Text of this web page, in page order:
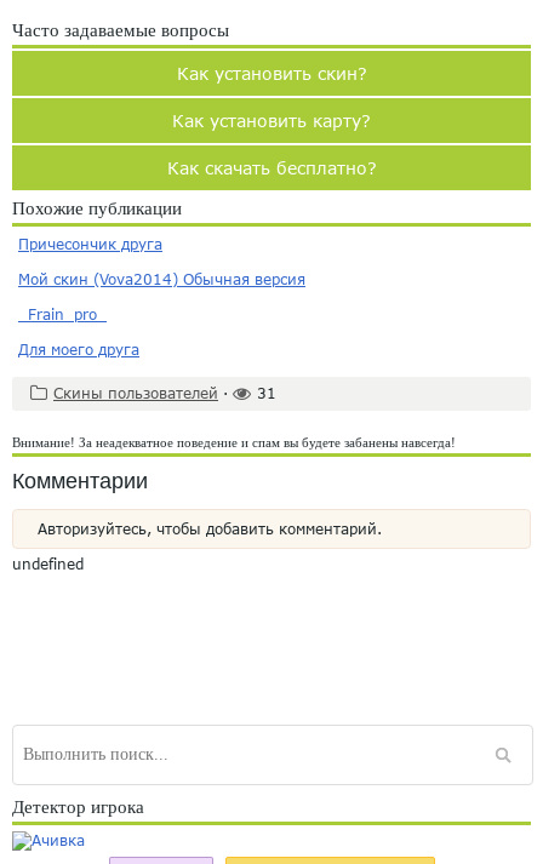
Часто задаваемые вопросы
Как установить скин?
Как установить карту?
Как скачать бесплатно?
Похожие публикации
Причесончик друга
Мой скин (Vova2014) Обычная версия
_Frain_pro_
Для моего друга
Скины пользователей · 31
Внимание! За неадекватное поведение и спам вы будете забанены навсегда!
Комментарии
Авторизуйтесь, чтобы добавить комментарий.
undefined
Детектор игрока